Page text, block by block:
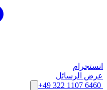
انستجرام
عرض الرسائل
+49 322 1107 6460